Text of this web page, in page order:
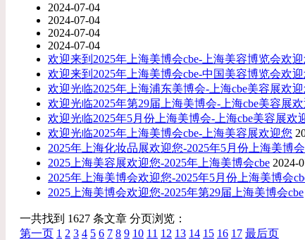
2024-07-04
2024-07-04
2024-07-04
2024-07-04
欢迎来到2025年上海美博会cbe-上海美容博览会欢
欢迎来到​2025年上海美博会cbe-中国美容博览会欢
欢迎光临2025年上海浦东美博会-上海cbe美容展欢
欢迎光临2025年第29届上海美博会-上海cbe美容展
欢迎光临2025年5月份上海美博会-上海cbe美容展欢
欢迎光临2025年上海美博会cbe-上海美容展欢迎您
2025年上海化妆品展欢迎您-2025年5月份上海美博
2025上海美容展欢迎您-2025年上海美博会cbe 2024-
2025年上海美博会欢迎您-2025年5月份上海美博会
2025上海美博会欢迎您-2025年第29届上海美博会cbe
一共找到 1627 条文章 分页浏览：
第一页 1 2 3 4 5 6 7 8 9 10 11 12 13 14 15 16 17 最后页